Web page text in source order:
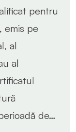
pentru
emis pe
al
al
de…